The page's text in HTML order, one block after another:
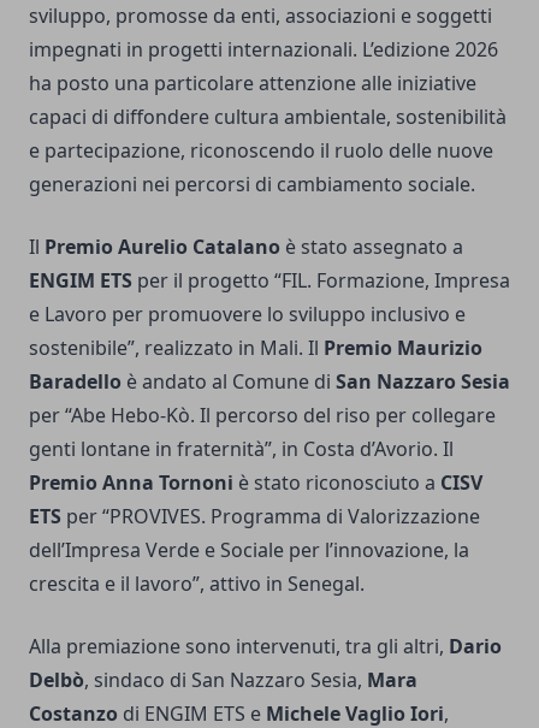
sviluppo, promosse da enti, associazioni e soggetti
impegnati in progetti internazionali. L’edizione 2026
ha posto una particolare attenzione alle iniziative
capaci di diffondere cultura ambientale, sostenibilità
e partecipazione, riconoscendo il ruolo delle nuove
generazioni nei percorsi di cambiamento sociale.
Il Premio Aurelio Catalano è stato assegnato a
ENGIM ETS per il progetto “FIL. Formazione, Impresa
e Lavoro per promuovere lo sviluppo inclusivo e
sostenibile”, realizzato in Mali. Il Premio Maurizio
Baradello è andato al Comune di San Nazzaro Sesia
per “Abe Hebo-Kò. Il percorso del riso per collegare
genti lontane in fraternità”, in Costa d’Avorio. Il
Premio Anna Tornoni è stato riconosciuto a CISV
ETS per “PROVIVES. Programma di Valorizzazione
dell’Impresa Verde e Sociale per l’innovazione, la
crescita e il lavoro”, attivo in Senegal.
Alla premiazione sono intervenuti, tra gli altri, Dario
Delbò, sindaco di San Nazzaro Sesia, Mara
Costanzo di ENGIM ETS e Michele Vaglio Iori,